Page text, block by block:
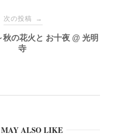
次の投稿 →
の花火と お十夜 @ 光明
寺
ALSO LIKE